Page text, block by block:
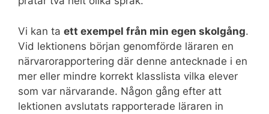
Vi kan ta ett exempel från min egen skolgång.
Vid lektionens början genomförde läraren en
närvarorapportering där denne antecknade i en
mer eller mindre korrekt klasslista vilka elever
som var närvarande. Någon gång efter att
lektionen avslutats rapporterade läraren in